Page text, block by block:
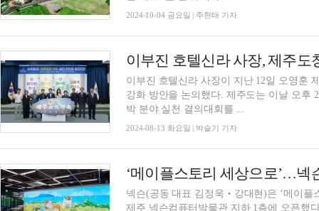
2024-10-04 금요일 | 주현태 기자
이부진 호텔신라 사장, 제주도
이부진 호텔신라 사장이 지난 12일 오영훈
강화 방안을 논의했다. 제주도는 이날 오후 2시30분 제주도청 탐라홀에서 ‘제주와의 약속 ’숙
박 분야 실천 결의대회를 ...
2024-08-13 화요일 | 박슬기 기자
‘메이플스토리 세상으로’…넥
넥슨(공동 대표 김정욱‧강대현)은 ‘메이플
제주 넥슨컴퓨터박물관 지하 1층에 오픈했다고 23일 밝혔다. 카페